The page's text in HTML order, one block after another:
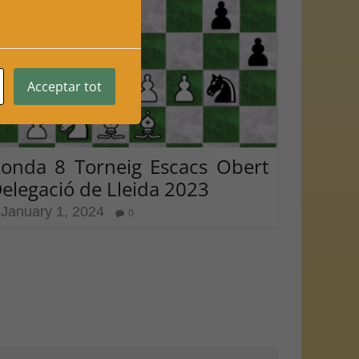
8 Torneig Escacs Obert
de Lleida 2023
January 1, 2024 0
Acceptar tot